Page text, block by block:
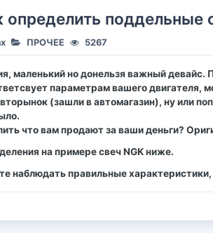
определить поддельные
ПРОЧЕЕ 5267
маленький но донельзя важный
параметрам вашего двигателя,
(зашли в автомагазин), ну или
что вам продают за ваши деньги?
на примере свеч NGK ниже.
наблюдать правильные